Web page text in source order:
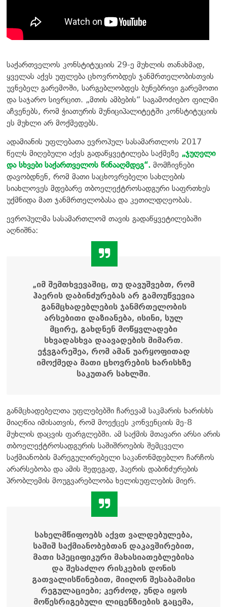
საქართველოს კონსტიტუციის 29-ე მუხლის თანახმად,
ყველას აქვს უფლება ცხოვრობდეს ჯანმრთელობისთვის
უვნებელ გარემოში, სარგებლობდეს ბუნებრივი გარემოთი
და საჯარო სივრცით. „მთის ამბების“ საგამოძიებო ფილმი
აჩვენებს, რომ ჭიათურის მუნიციპალიტეტში კონსტიტუციის
ეს მუხლი არ მოქმედებს.
ადამიანის უფლებათა ევროპულ სასამართლოს 2017
წელს მიღებული აქვს გადაწყვეტილება საქმეზე „ჯუღელი
და სხვები საქართველოს წინააღმდეგ“. მომჩივნები
დავობდნენ, რომ მათი საცხოვრებელი სახლების
სიახლოვეს მდებარე თბოელექტროსადგური საფრთხეს
უქმნიდა მათ ჯანმრთელობასა და კეთილდღეობას.
ევროპულმა სასამართლომ თავის გადაწყვეტილებაში
აღნიშნა:
„იმ შემთხვევაშიც, თუ დავუშვებთ, რომ
ჰაერის დაბინძურებას არ გამოუწვევია
განმცხადებლების ჯანმრთელობის
არსებითი დაზიანება, ისინი, სულ
მცირე, გახდნენ მოწყვლადები
სხვადასხვა დაავადების მიმართ.
ეჭვგარეშეა, რომ ამან უარყოფითად
იმოქმედა მათი ცხოვრების ხარისხზე
საკუთარ სახლში.
განმცხადებელთა უფლებებში ჩარევამ საკმარის ხარისხს
მიაღწია იმისათვის, რომ მოექცეს კონვენციის მე-8
მუხლის დაცვის ფარგლებში. ამ საქმის მთავარი არსი არის
თბოელექტროსადგურის საშიშროების შემცველი
საქმიანობის მარეგულირებელი საკანონმდებლო ჩარჩოს
არარსებობა და ამის შედეგად, ჰაერის დაბინძურების
პრობლემის მოუგვარებლობა ხელისუფლების მიერ.
სახელმწიფოებს აქვთ ვალდებულება,
საშიშ საქმიანობებთან დაკავშირებით,
მათი სპეციფიკური მახასიათებლებისა
და შესაძლო რისკების დონის
გათვალისწინებით, მიიღონ შესაბამისი
რეგულაციები; კერძოდ, უნდა იყოს
მოწესრიგებული ლიცენზიების გაცემა,